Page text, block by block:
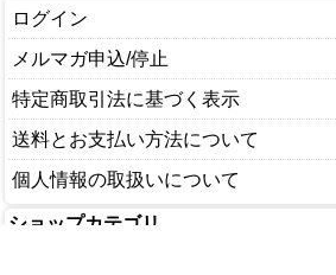
その他
虫かご・飼育ケース
登り木
鈴虫用品
その他
ログイン
メルマガ申込/停止
特定商取引法に基づく表示
送料とお支払い方法について
個人情報の取扱いについて
ショップカテゴリ